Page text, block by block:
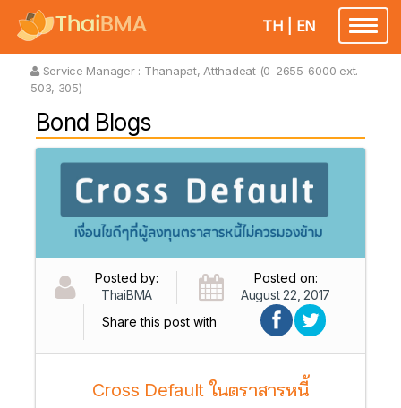
TH EN
Service Manager : Thanapat, Atthadeat (0-2655-6000 ext.
503, 305)
Bond Blogs
Posted by:
ThaiBMA
Posted on:
August 22, 2017
Share this post with
Cross Default ในตราสารหนี้